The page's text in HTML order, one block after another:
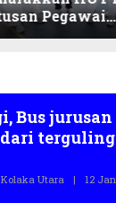
Pegawai
DPRD
Bus jurusan
Kolaka Utara | 12